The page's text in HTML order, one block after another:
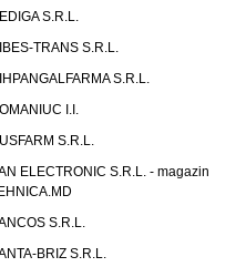
S.R.L.
TRANS S.R.L.
S.R.L.
I.I.
S.R.L.
ELECTRONIC S.R.L. - magazin
S.R.L.
BRIZ S.R.L.